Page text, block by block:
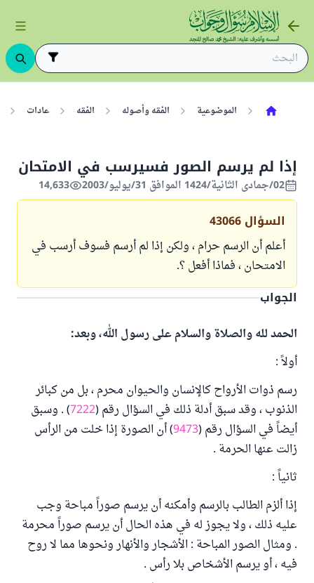
الموضوعية الفقه وأصوله الفقه عادات
إذا لم يرسم الصور فسيرسب في الامتحان
02/جمادى الثانية/1424 الموافق 31/يوليو/2003 14,633
السؤال 43066
أعلم أن الرسم حرام ، ولكن إذا لم أرسم فسوف أرسب في
الامتحان ، فماذا أفعل ؟.
الجواب
الحمد لله والصلاة والسلام على رسول الله، وبعد:
أولاً :
رسم ذوات الأرواح كالإنسان والحيوان محرم ، بل من كبائر
الذنوب ، وقد سبق أدلة ذلك في السؤال رقم (7222) . وسبق
أيضاً في السؤال رقم (9473) أن الصورة إذا خلت من الرأس
زالت عنها الحرمة .
ثانياً :
إذا ألزم الطالب بالرسم وأمكنه أن يرسم صوراً مباحة وجب
عليه ذلك ، ولا يجوز له في هذه الحال أن يرسم صوراً محرمة
. ومثال الصور المباحة : الأشجار والأنهار ونحوها مما لا روح
فيه ، أو يرسم الأشخاص بلا رأس .